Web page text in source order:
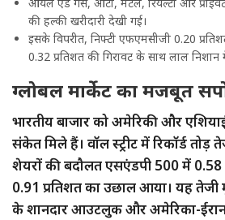
की हल्की खरीदारी देखी गई।
इसके विपरीत, निफ्टी एफएमसीजी 0.20
0.32 प्रतिशत की गिरावट के साथ लाल निशान
ग्लोबल मार्केट का मजबूत
भारतीय बाजार को अमेरिकी और
संकेत मिले हैं। वॉल स्ट्रीट में रिकॉर्ड तोड़
शेयरों की बदौलत एसएंडपी 500 में
0.91 प्रतिशत का उछाल आया। यह तेजी
के शानदार आउटलुक और अमेरिका-